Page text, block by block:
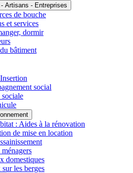
Artisans - Entreprises
de bouche
et services
dormir
bâtiment
social
sociale
: Aides à la rénovation
de mise en location
domestiques
les berges